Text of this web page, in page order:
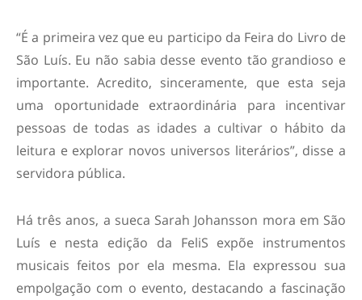
“É a primeira vez que eu participo da Feira do Livro de
São Luís. Eu não sabia desse evento tão grandioso e
importante. Acredito, sinceramente, que esta seja
uma oportunidade extraordinária para incentivar
pessoas de todas as idades a cultivar o hábito da
leitura e explorar novos universos literários”, disse a
servidora pública.
Há três anos, a sueca Sarah Johansson mora em São
Luís e nesta edição da FeliS expõe instrumentos
musicais feitos por ela mesma. Ela expressou sua
empolgação com o evento, destacando a fascinação